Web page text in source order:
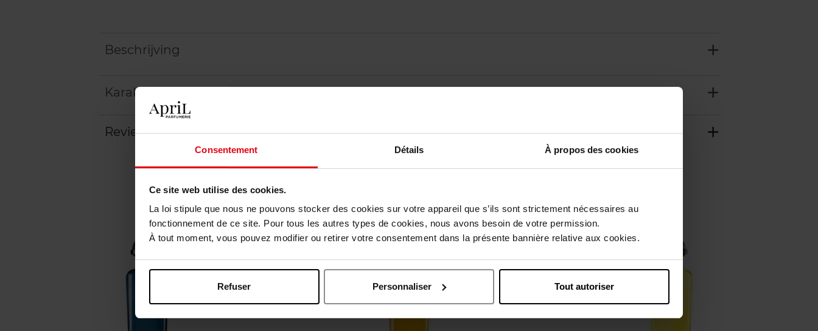
Consentement Détails À propos des cookies
Ce site web utilise des cookies.
La loi stipule que nous ne pouvons stocker des cookies sur votre appareil que s’ils sont strictement nécessaires au
fonctionnement de ce site. Pour tous les autres types de cookies, nous avons besoin de votre permission.
À tout moment, vous pouvez modifier ou retirer votre consentement dans la présente bannière relative aux cookies.
Refuser Personnaliser Tout autoriser
Beschrijving
Karakteristieken
Review
Nog iets vergeten ?
Web Exclusief Web Exclusief